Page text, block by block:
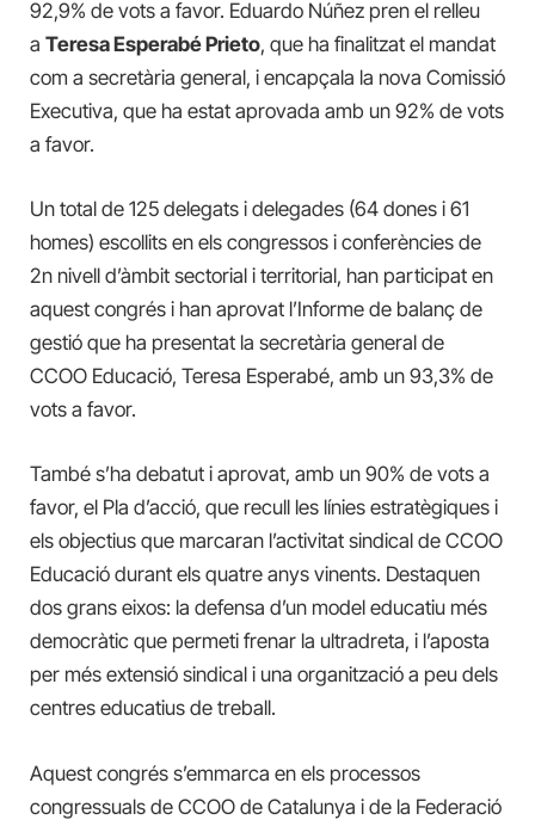
92,9% de vots a favor. Eduardo Núñez pren el relleu
a Teresa Esperabé Prieto, que ha finalitzat el mandat
com a secretària general, i encapçala la nova Comissió
Executiva, que ha estat aprovada amb un 92% de vots
a favor.
Un total de 125 delegats i delegades (64 dones i 61
homes) escollits en els congressos i conferències de
2n nivell d’àmbit sectorial i territorial, han participat en
aquest congrés i han aprovat l’Informe de balanç de
gestió que ha presentat la secretària general de
CCOO Educació, Teresa Esperabé, amb un 93,3% de
vots a favor.
També s’ha debatut i aprovat, amb un 90% de vots a
favor, el Pla d’acció, que recull les línies estratègiques i
els objectius que marcaran l’activitat sindical de CCOO
Educació durant els quatre anys vinents. Destaquen
dos grans eixos: la defensa d’un model educatiu més
democràtic que permeti frenar la ultradreta, i l’aposta
per més extensió sindical i una organització a peu dels
centres educatius de treball.
Aquest congrés s’emmarca en els processos
congressuals de CCOO de Catalunya i de la Federació